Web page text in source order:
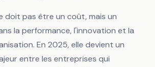
doit pas être un coût, mais un
la performance, l'innovation et la
En 2025, elle devient un
entre les entreprises qui